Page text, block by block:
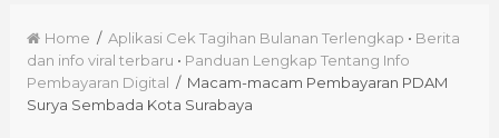
Home / Aplikasi Cek Tagihan Bulanan Terlengkap • Berita
dan info viral terbaru • Panduan Lengkap Tentang Info
Pembayaran Digital / Macam-macam Pembayaran PDAM
Surya Sembada Kota Surabaya